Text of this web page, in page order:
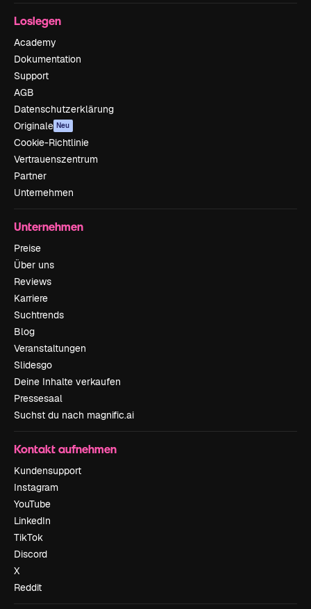
Loslegen
Academy
Dokumentation
Support
AGB
Datenschutzerklärung
Originale Neu
Cookie-Richtlinie
Vertrauenszentrum
Partner
Unternehmen
Unternehmen
Preise
Über uns
Reviews
Karriere
Suchtrends
Blog
Veranstaltungen
Slidesgo
Deine Inhalte verkaufen
Pressesaal
Suchst du nach magnific.ai
Kontakt aufnehmen
Kundensupport
Instagram
YouTube
LinkedIn
TikTok
Discord
X
Reddit